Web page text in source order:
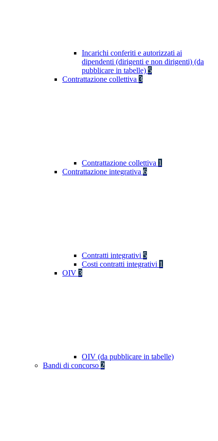
Incarichi conferiti e autorizzati ai
dipendenti (dirigenti e non dirigenti) (da
pubblicare in tabelle) 5
Contrattazione collettiva 3
Contrattazione collettiva 1
Contrattazione integrativa 6
Contratti integrativi 5
Costi contratti integrativi 1
OIV 3
OIV (da pubblicare in tabelle)
Bandi di concorso 2